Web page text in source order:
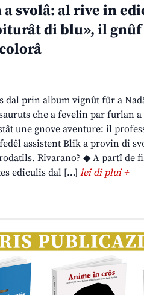
svolâ: al rive in
di blu», il gnûf
dal prin album vignût fûr a
che a fevelin par furlan a
une gnove aventure: il
assistent Blik a provin di
Rivarano? ◆ A partî de
ediculis dal […] lei di plui +